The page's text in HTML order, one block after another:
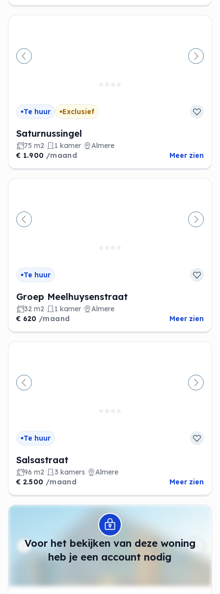
Vorige
Te huur Exclusief
Saturnussingel
75 m2 1 kamer
Almere
€ 1.900 /maand Meer zien
Vorige
Te huur
Groep Meelhuysenstraat
32 m2 1 kamer
Almere
€ 620 /maand Meer zien
Vorige
Te huur
Salsastraat
96 m2 3 kamers
Almere
€ 2.500 /maand Meer zien
Voor het bekijken van deze woning
heb je een account nodig
Modal openen